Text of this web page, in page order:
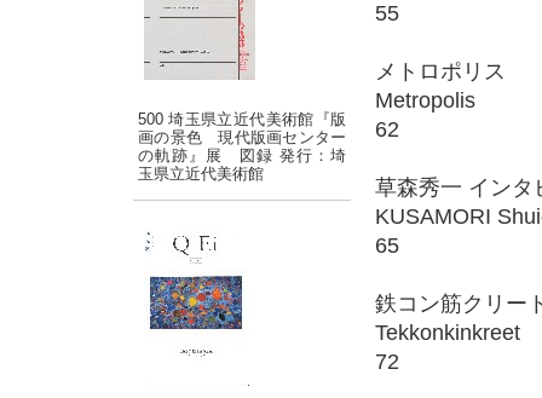
500 埼玉県立近代美術館『版
画の景色 現代版画センター
の軌跡』展 図録 発行：埼
玉県立近代美術館
55
メトロポリス
Metropolis
62
草森秀一 インタ
KUSAMORI
65
鉄コン筋クリー
Tekkonkinkreet
72